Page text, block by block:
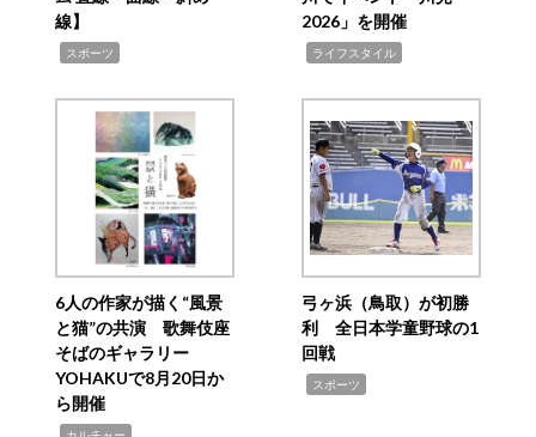
線】
スポーツ
2026」を開催
ライフスタイル
6人の作家が描く“風景
と猫”の共演 歌舞伎座
そばのギャラリー
YOHAKUで8月20日か
ら開催
弓ヶ浜（鳥取）が初勝
利 全日本学童野球の1
回戦
スポーツ